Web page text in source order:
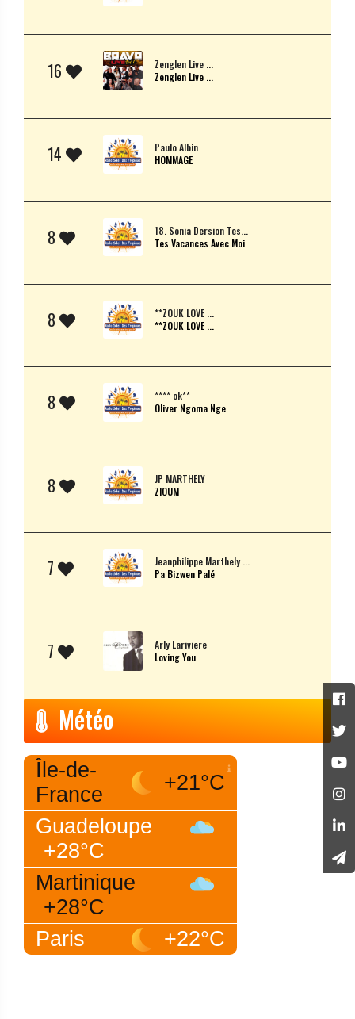
16
Zenglen Live ...
Zenglen Live ...
14
Paulo Albin
HOMMAGE
8
18. Sonia Dersion Tes...
Tes Vacances Avec Moi
8
**ZOUK LOVE ...
**ZOUK LOVE ...
8
**** ok**
Oliver Ngoma Nge
8
JP MARTHELY
ZIOUM
7
Jeanphilippe Marthely ...
Pa Bizwen Palé
7
Arly Lariviere
Loving You
Météo
Île-de-
France
+21°C
Guadeloupe
+28°C
Martinique
+28°C
Paris
+22°C